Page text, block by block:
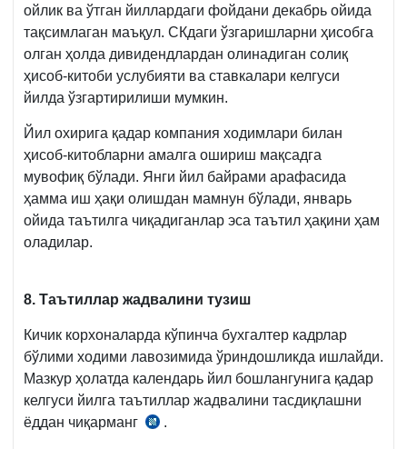
ойлик ва ўтган йиллардаги фойдани декабрь ойида
тақсимлаган маъқул. СКдаги ўзгаришларни ҳисобга
олган ҳолда дивидендлардан олинадиган солиқ
ҳисоб-китоби услубияти ва ставкалари келгуси
йилда ўзгартирилиши мумкин.
Йил охирига қадар компания ходимлари билан
ҳисоб-китобларни амалга ошириш мақсадга
мувофиқ бўлади. Янги йил байрами арафасида
ҳамма иш ҳақи олишдан мамнун бўлади, январь
ойида таътилга чиқадиганлар эса таътил ҳақини ҳам
оладилар.
8. Таътиллар жадвалини тузиш
Кичик корхоналарда кўпинча бухгалтер кадрлар
бўлими ходими лавозимида ўриндошликда ишлайди.
Мазкур ҳолатда календарь йил бошлангунига қадар
келгуси йилга таътиллар жадвалини тасдиқлашни
ёддан чиқарманг
МК
.